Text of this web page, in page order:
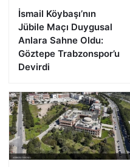
İsmail Köybaşı’nın
Jübile Maçı Duygusal
Anlara Sahne Oldu:
Göztepe Trabzonspor’u
Devirdi